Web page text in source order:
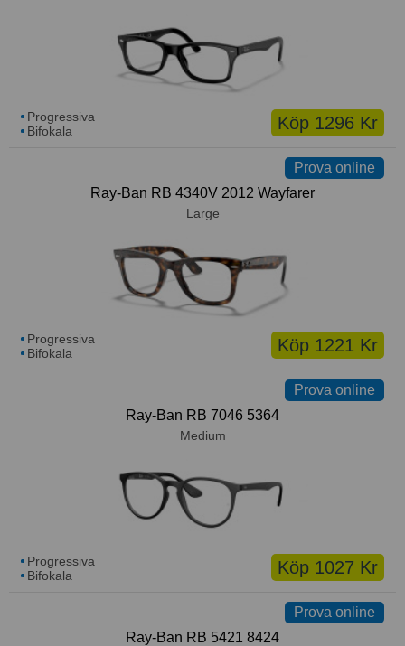
Köp 1296 Kr
Progressiva
Bifokala
Prova online
Ray-Ban RB 4340V 2012 Wayfarer
Large
Köp 1221 Kr
Progressiva
Bifokala
Prova online
Ray-Ban RB 7046 5364
Medium
Köp 1027 Kr
Progressiva
Bifokala
Prova online
Ray-Ban RB 5421 8424